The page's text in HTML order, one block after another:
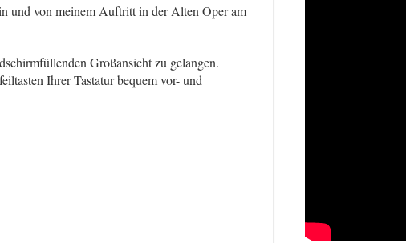
und von meinem Auftritt in der Alten Oper am
Großansicht zu gelangen.
Ihrer Tastatur bequem vor- und